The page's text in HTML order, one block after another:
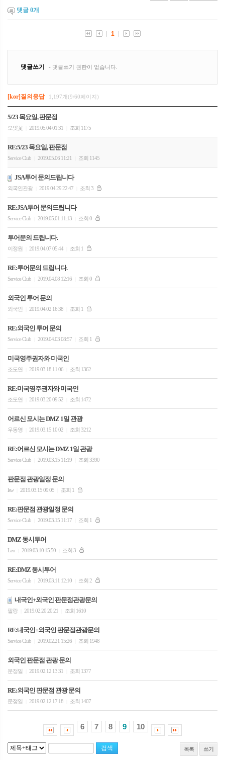
댓글 0개
[kor]질의응답 1,197개(9/60페이지)
5/23 목요일, 판문점
오얏꽃 2019.05.04 01:31 조회 1175
RE:5/23 목요일, 판문점
Service Club 2019.05.06 11:21 조회 1145
JSA투어 문의드립니다
외국인관광 2019.04.29 22:47 조회 3
RE:JSA투어 문의드립니다
Service Club 2019.05.01 11:13 조회 0
투어문의 드립니다.
이정원 2019.04.07 05:44 조회 1
RE:투어문의 드립니다.
Service Club 2019.04.08 12:16 조회 0
외국인 투어 문의
외국인 2019.04.02 16:38 조회 1
RE:외국인 투어 문의
Service Club 2019.04.03 08:57 조회 1
미국영주권자와 미국인
조도연 2019.03.18 11:06 조회 1362
RE:미국영주권자와 미국인
조도연 2019.03.20 09:52 조회 1472
어르신 모시는 DMZ 1일 관광
우동영 2019.03.15 10:02 조회 3212
RE:어르신 모시는 DMZ 1일 관광
Service Club 2019.03.15 11:19 조회 3390
판문점 관광일정 문의
lsw 2019.03.15 09:05 조회 1
RE:판문점 관광일정 문의
Service Club 2019.03.15 11:17 조회 1
DMZ 동시투어
Leo 2019.03.10 15:50 조회 3
RE:DMZ 동시투어
Service Club 2019.03.11 12:10 조회 2
내국인+외국인 판문점관광문의
팔랑 2019.02.20 20:21 조회 1610
RE:내국인+외국인 판문점관광문의
Service Club 2019.02.21 15:26 조회 1948
외국인 판문점 관광 문의
문정일 2019.02.12 13:31 조회 1377
RE:외국인 판문점 관광 문의
문정일 2019.02.12 17:18 조회 1407
6 7 8 9 10
목록 쓰기